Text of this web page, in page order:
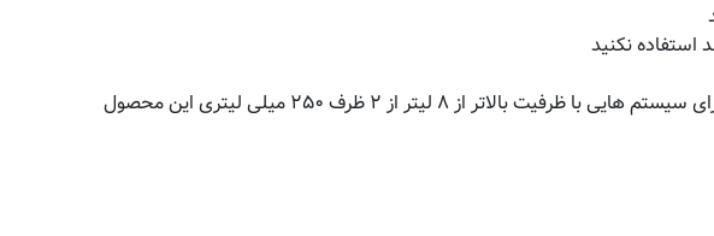
استفاده نکنید
یک ظرف ۲۵۰ میلی لیتری برای استفاده در یک موتور با سیستم خنک کننده تا ظرفیت ۸ لیتری، مناسب است. برای سیستم هایی با ظرفیت بالاتر از ۸ لیتر از ۲ ظرف ۲۵۰ میلی لیتری این محصول